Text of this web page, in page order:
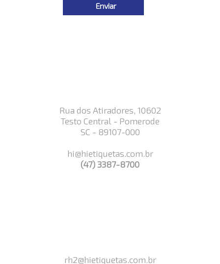
Rua dos Atiradores, 10602
Testo Central - Pomerode
SC - 89107-000
hi@hietiquetas.com.br
(47) 3387-8700
rh2@hietiquetas.com.br